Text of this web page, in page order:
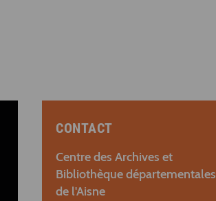
CONTACT
Centredes Archives et
Bibliothèque départementales
de l'Aisne